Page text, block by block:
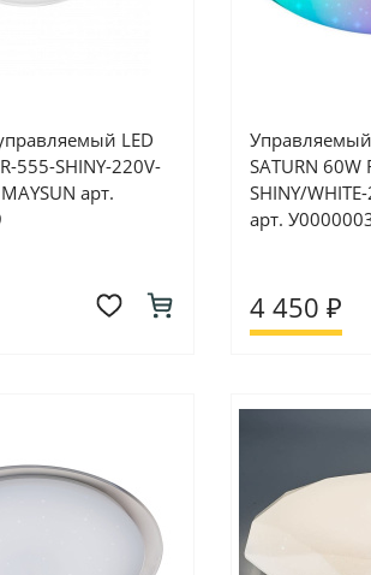
LED
555-SHINY-220V-
арт.
SATURN 60W
SHINY/
арт.
4 450 ₽